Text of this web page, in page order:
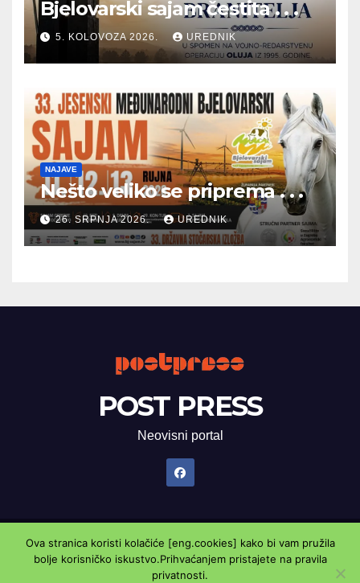
Bjelovarski sajam čestita . . .
5. KOLOVOZA 2026. UREDNIK
NAJAVE
Nešto veliko se priprema . . .
26. SRPNJA 2026. UREDNIK
POST PRESS
Neovisni portal
Proudly powered by WordPress| Theme: Newsup byThemeansar.
Ova stranica koristi kolačiće [eng.cookies] kako bi vam pružila
bolje korisničko iskustvo.Prihvaćanjem pristajete na pravila
privatnosti.